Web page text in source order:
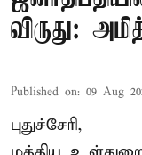
விருது:
Published on: 09 Aug
புதுச்சேரி,